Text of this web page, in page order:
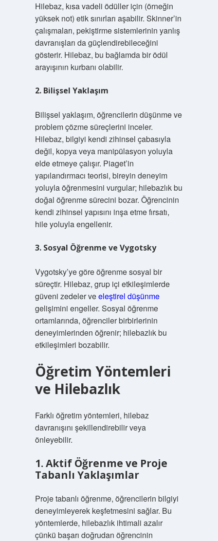
Hilebaz, kısa vadeli ödüller için (örneğin
yüksek not) etik sınırları aşabilir. Skinner’in
çalışmaları, pekiştirme sistemlerinin yanlış
davranışları da güçlendirebileceğini
gösterir. Hilebaz, bu bağlamda bir ödül
arayışının kurbanı olabilir.
2. Bilişsel Yaklaşım
Bilişsel yaklaşım, öğrencilerin düşünme ve
problem çözme süreçlerini inceler.
Hilebaz, bilgiyi kendi zihinsel çabasıyla
değil, kopya veya manipülasyon yoluyla
elde etmeye çalışır. Piaget’in
yapılandırmacı teorisi, bireyin deneyim
yoluyla öğrenmesini vurgular; hilebazlık bu
doğal öğrenme sürecini bozar. Öğrencinin
kendi zihinsel yapısını inşa etme fırsatı,
hile yoluyla engellenir.
3. Sosyal Öğrenme ve Vygotsky
Vygotsky’ye göre öğrenme sosyal bir
süreçtir. Hilebaz, grup içi etkileşimlerde
güveni zedeler veeleştirel düşünme
gelişimini engeller. Sosyal öğrenme
ortamlarında, öğrenciler birbirlerinin
deneyimlerinden öğrenir; hilebazlık bu
etkileşimleri bozabilir.
Öğretim Yöntemleri
ve Hilebazlık
Farklı öğretim yöntemleri, hilebaz
davranışını şekillendirebilir veya
önleyebilir.
1. Aktif Öğrenme ve Proje
Tabanlı Yaklaşımlar
Proje tabanlı öğrenme, öğrencilerin bilgiyi
deneyimleyerek keşfetmesini sağlar. Bu
yöntemlerde, hilebazlık ihtimali azalır
çünkü başarı doğrudan öğrencinin